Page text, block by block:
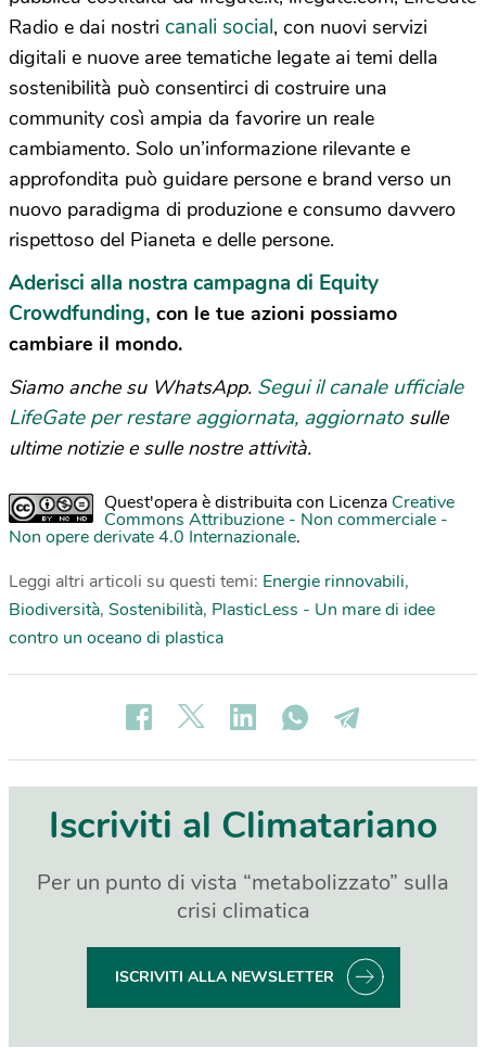
Radio e dai nostri canali social, con nuovi servizi
digitali e nuove aree tematiche legate ai temi della
sostenibilità può consentirci di costruire una
community così ampia da favorire un reale
cambiamento. Solo un’informazione rilevante e
approfondita può guidare persone e brand verso un
nuovo paradigma di produzione e consumo davvero
rispettoso del Pianeta e delle persone.
Aderisci alla nostra campagna di Equity
Crowdfunding, con le tue azioni possiamo
cambiare il mondo.
Siamo anche su WhatsApp. Segui il canale ufficiale
LifeGate per restare aggiornata, aggiornato sulle
ultime notizie e sulle nostre attività.
Quest'opera è distribuita con Licenza Creative
Commons Attribuzione - Non commerciale -
Non opere derivate 4.0 Internazionale.
Leggi altri articoli su questi temi: Energie rinnovabili,
Biodiversità, Sostenibilità, PlasticLess - Un mare di idee
contro un oceano di plastica
Iscriviti al Climatariano
Per un punto di vista “metabolizzato” sulla
crisi climatica
ISCRIVITI ALLA NEWSLETTER